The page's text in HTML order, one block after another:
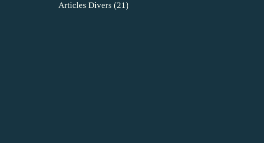
Articles Divers (21)